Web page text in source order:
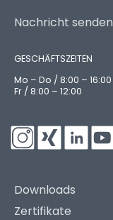
Nachricht senden
GESCHÄFTSZEITEN
Mo – Do / 8:00 – 16:00
Fr / 8:00 – 12:00
Downloads
Zertifikate